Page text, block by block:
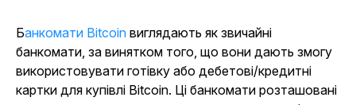
Банкомати Bitcoin виглядають як звичайні
банкомати, за винятком того, що вони дають змогу
використовувати готівку або дебетові/кредитні
картки для купівлі Bitcoin. Ці банкомати розташовані